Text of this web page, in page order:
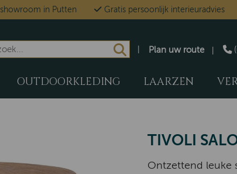
showroom in Putten Gratis persoonlijk interieuradvies
Plan uw route
OUTDOORKLEDING LAARZEN
TIVOLI
Ontzettend leuke